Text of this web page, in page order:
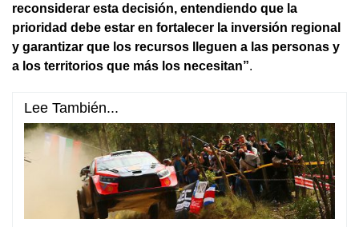
reconsiderar esta decisión, entendiendo que la
prioridad debe estar en fortalecer la inversión regional
y garantizar que los recursos lleguen a las personas y
a los territorios que más los necesitan”.
Lee También...